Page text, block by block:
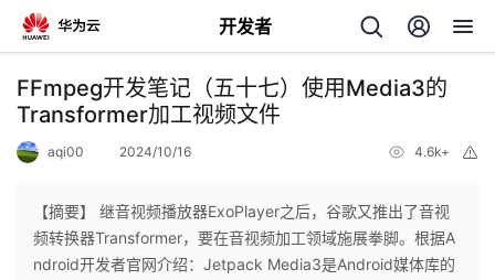
开发者
返
回
个
FFmpeg开发笔记（五十七）使用Media3的
Transformer加工视频文件
aqi00 2024/10/16 4.6k+
【摘要】 ​继音视频播放器ExoPlayer之后，谷歌又推出了音视
频转换器Transformer，要在音视频加工领域施展拳脚。根据A
ndroid开发者官网介绍：Jetpack Media3是Android媒体库的